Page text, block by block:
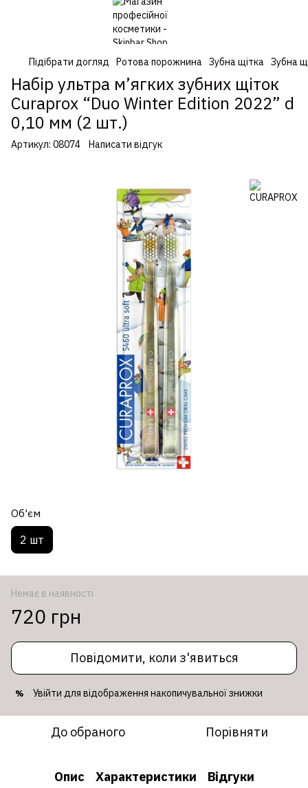
Підібрати догляд Ротова порожнина Зубна щітка Зубна
Набір ультра м’ягких зубних щіток
Curaprox “Duo Winter Edition 2022” d
0,10 мм (2 шт.)
Артикул: 08074 Написати відгук
Об'єм
2 шт
Немає в наявності
720 грн
Повідомити, коли з'явиться
% Увійти для відображення накопичувальної знижки
До обраного Порівняти
Опис Характеристики Відгуки